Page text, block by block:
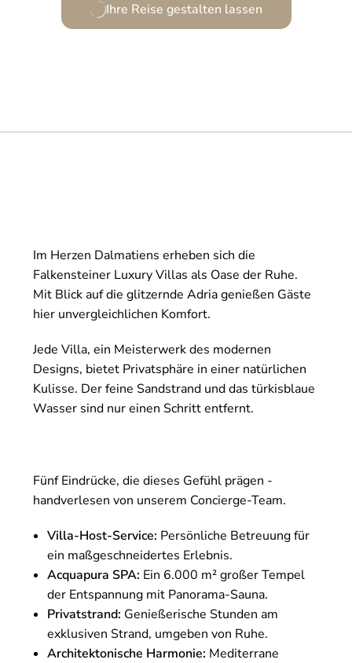
Ihre Reise gestalten lassen
Im Herzen Dalmatiens erheben sich die
Falkensteiner Luxury Villas als Oase der Ruhe.
Mit Blick auf die glitzernde Adria genießen Gäste
hier unvergleichlichen Komfort.
Jede Villa, ein Meisterwerk des modernen
Designs, bietet Privatsphäre in einer natürlichen
Kulisse. Der feine Sandstrand und das türkisblaue
Wasser sind nur einen Schritt entfernt.
Fünf Eindrücke, die dieses Gefühl prägen -
handverlesen von unserem Concierge-Team.
Villa-Host-Service: Persönliche Betreuung für
ein maßgeschneidertes Erlebnis.
Acquapura SPA: Ein 6.000 m² großer Tempel
der Entspannung mit Panorama-Sauna.
Privatstrand: Genießerische Stunden am
exklusiven Strand, umgeben von Ruhe.
Architektonische Harmonie: Mediterrane